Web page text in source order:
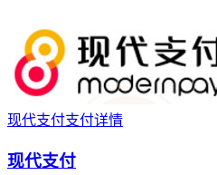
现代支付支付详情
现代支付